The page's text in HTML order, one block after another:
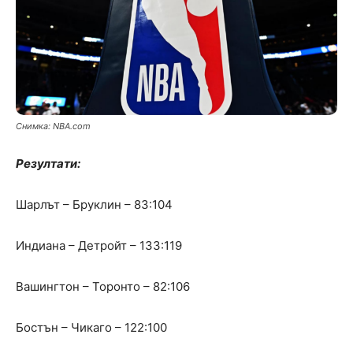
Снимка: NBA.com
Резултати:
Шарлът – Бруклин – 83:104
Индиана – Детройт – 133:119
Вашингтон – Торонто – 82:106
Бостън – Чикаго – 122:100